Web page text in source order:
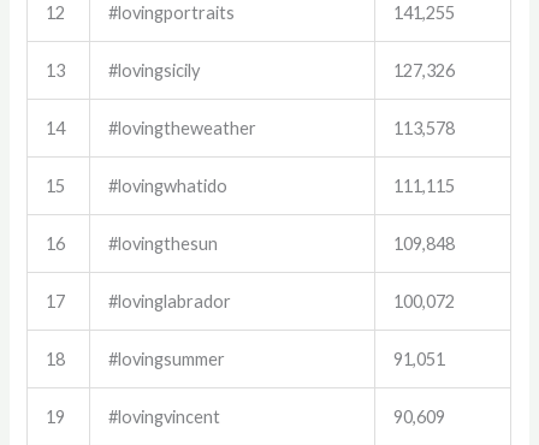
12 #lovingportraits 141,255
13 #lovingsicily 127,326
14 #lovingtheweather 113,578
15 #lovingwhatido 111,115
16 #lovingthesun 109,848
17 #lovinglabrador 100,072
18 #lovingsummer 91,051
19 #lovingvincent 90,609